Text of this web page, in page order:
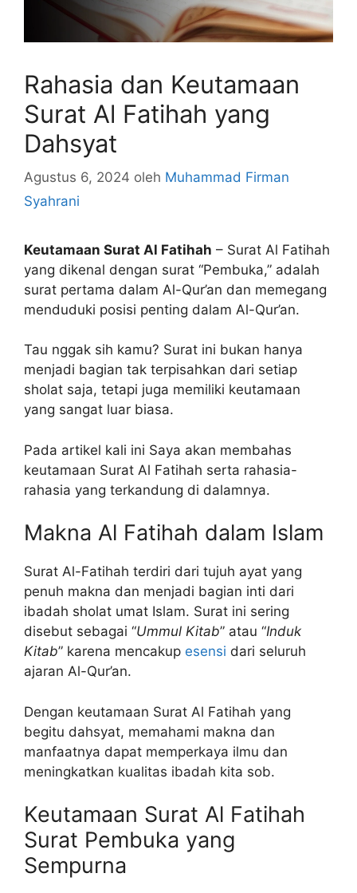
Rahasia dan Keutamaan
Surat Al Fatihah yang
Dahsyat
Agustus 6, 2024 oleh Muhammad Firman
Syahrani
Keutamaan Surat Al Fatihah – Surat Al Fatihah
yang dikenal dengan surat “Pembuka,” adalah
surat pertama dalam Al-Qur’an dan memegang
menduduki posisi penting dalam Al-Qur’an.
Tau nggak sih kamu? Surat ini bukan hanya
menjadi bagian tak terpisahkan dari setiap
sholat saja, tetapi juga memiliki keutamaan
yang sangat luar biasa.
Pada artikel kali ini Saya akan membahas
keutamaan Surat Al Fatihah serta rahasia-
rahasia yang terkandung di dalamnya.
Makna Al Fatihah dalam Islam
Surat Al-Fatihah terdiri dari tujuh ayat yang
penuh makna dan menjadi bagian inti dari
ibadah sholat umat Islam. Surat ini sering
disebut sebagai “Ummul Kitab” atau “Induk
Kitab” karena mencakup esensi dari seluruh
ajaran Al-Qur’an.
Dengan keutamaan Surat Al Fatihah yang
begitu dahsyat, memahami makna dan
manfaatnya dapat memperkaya ilmu dan
meningkatkan kualitas ibadah kita sob.
Keutamaan Surat Al Fatihah
Surat Pembuka yang
Sempurna